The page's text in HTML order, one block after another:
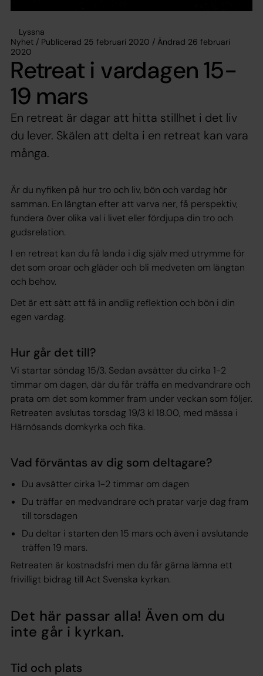
Lyssna
Nyhet / Publicerad 25 februari 2020 / Ändrad 26 februari
2020
Retreat i vardagen 15-
19 mars
En retreat är dagar att hitta stillhet i det liv
du lever. Skälen att delta i en retreat kan vara
många.
Är du nyfiken på hur tro och liv, bön och vardag hör
samman. En längtan efter att varva ner, få perspektiv,
fundera över olika val i livet eller fördjupa din tro och
gudsrelation.
I en retreat kan du få landa i dig själv med utrymme för
det som oroar och gläder och bli medveten om längtan
och behov.
Det är ett sätt att få in andlig reflektion och bön i din
egen vardag.
Hur går det till?
Vi startar söndag 15/3. Sedan avsätter du cirka 1-2
timmar om dagen, där du får träffa en medvandrare och
prata om det som kommer fram under veckan som följer.
Retreaten avslutas torsdag 19/3 kl 18.00, med mässa i
Härnösands domkyrka och fika.
Vad förväntas av dig som deltagare?
Du avsätter cirka 1-2 timmar om dagen
Du träffar en medvandrare och pratar varje dag fram
till torsdagen
Du deltar i starten den 15 mars och även i avslutande
träffen 19 mars.
Retreaten är kostnadsfri men du får gärna lämna ett
frivilligt bidrag till Act Svenska kyrkan.
Det här passar alla! Även om du
inte går i kyrkan.
Tid och plats